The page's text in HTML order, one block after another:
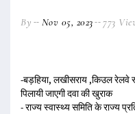
By Nov 05, 2023 773
-बड़हिया, लखीसराय ,किउल रेलवे
पिलायी जाएगी दवा की खुराक
- राज्य स्वास्थ्य समिति के राज्य